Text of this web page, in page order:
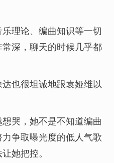
理论、编曲知识等一切
深，聊天的时候几乎都
也很坦诚地跟袁娅维以
哭，她不是不知道编曲
争取曝光度的低人气歌
她把控。